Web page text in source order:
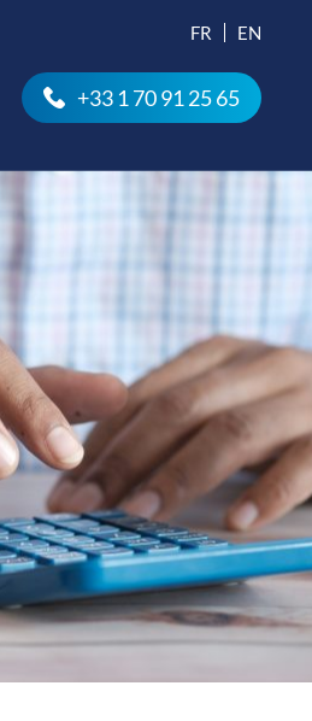
FR EN
+33 1 70 91 25 65